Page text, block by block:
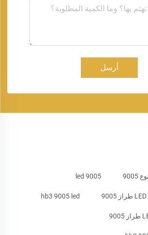
أرسل
9005 led
hb3 9005 led